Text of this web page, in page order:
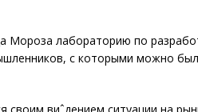
Мороза лабораторию по
с которыми можно